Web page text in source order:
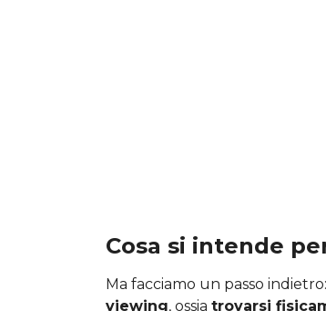
Cosa si intende
Ma facciamo un passo
viewing, ossia trovarsi